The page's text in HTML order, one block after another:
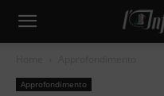
Approfondimento